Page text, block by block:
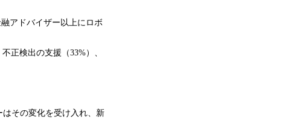
アドバイザー以上にロボ
正検出の支援（33%）、
その変化を受け入れ、新